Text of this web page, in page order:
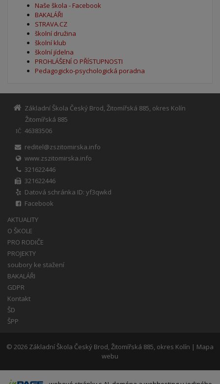
Naše škola - Facebook
BAKALÁŘI
STRAVA.CZ
školní družina
školní klub
školní jídelna
PROHLÁŠENÍ O PŘÍSTUPNOSTI
Pedagogicko-psychologická poradna
Základní Škola Český Brod, Žitomířská 885, okres Kolín
Žitomířská 885
IČ
46383506
reditel@zszitomirska.info
www.zszitomirska.info
321622446
321622446
Datová schránka ID: yf3qwkd
Facebook
AKTUALITY
O ŠKOLE
PRO RODIČE
PROJEKTY
soubory ke stažení
BAKALÁŘI
GDPR
Kontakt
ŠD
ŠPP
© 2026 Základní Škola Český Brod, Žitomířská 885, okres Kolín | Mapa
webu